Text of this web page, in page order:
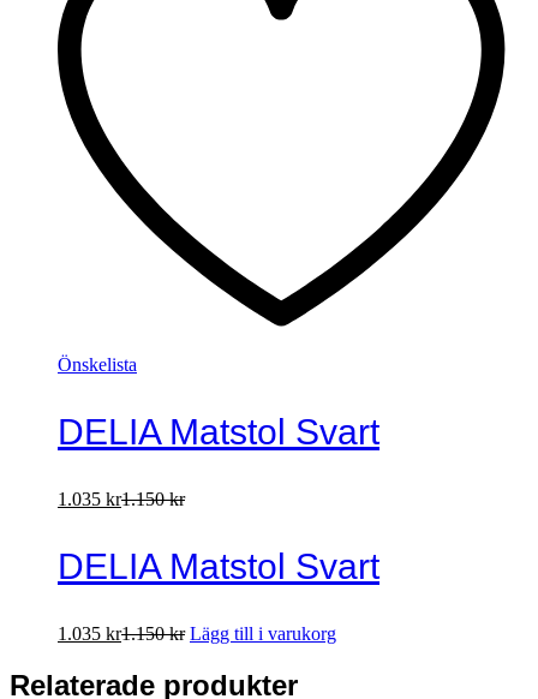
Önskelista
DELIA Matstol Svart
1.035 kr1.150kr
DELIA Matstol Svart
1.035 kr1.150kr Lägg till i varukorg
Relaterade produkter